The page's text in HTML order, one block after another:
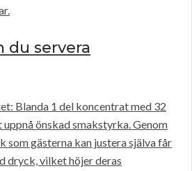
du servera
Blanda 1 del koncentrat med 32
önskad smakstyrka. Genom
som gästerna kan justera själva får
dryck, vilket höjer deras